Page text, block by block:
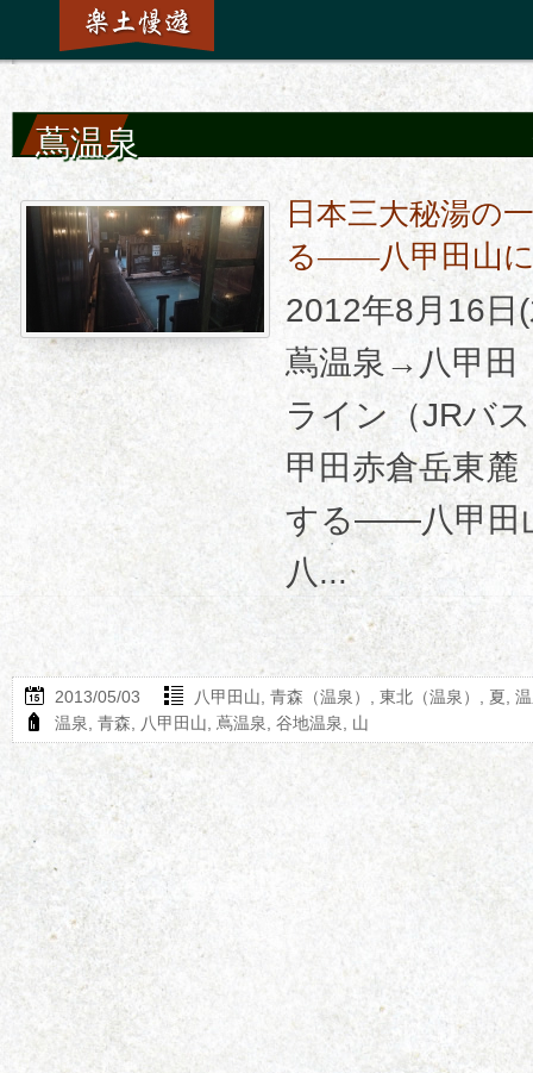
蔦温泉
日本三大秘湯の
る――八甲田山
2012年8月16日
蔦温泉→八甲田
ライン（JRバ
甲田赤倉岳東麓
する――八甲田
八...
2013/05/03 八甲田山 青森（温泉） 東北（温泉） 夏
温泉
青森 八甲田山 蔦温泉 谷地温泉 山